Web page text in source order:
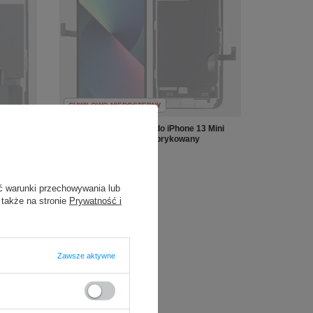
CHWILOWO NIEDOSTĘPNY
Oryginalny wyświetlacz do iPhone 13 Mini
Wymieniona Szyba Refabrykowany
warunki przechowywania lub
na stronie Prywatność i
Zawsze aktywne